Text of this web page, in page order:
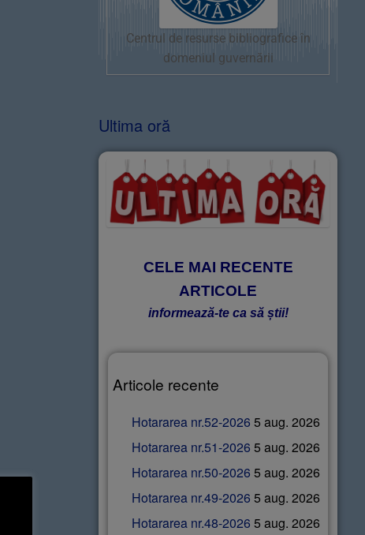
Centrul de resurse bibliografice în
domeniul guvernării
Ultima oră
CELE MAI RECENTE
ARTICOLE
informează-te ca să știi!
Articole recente
Hotararea nr.52-2026 5 aug. 2026
Hotararea nr.51-2026 5 aug. 2026
Hotararea nr.50-2026 5 aug. 2026
Hotararea nr.49-2026 5 aug. 2026
Hotararea nr.48-2026 5 aug. 2026